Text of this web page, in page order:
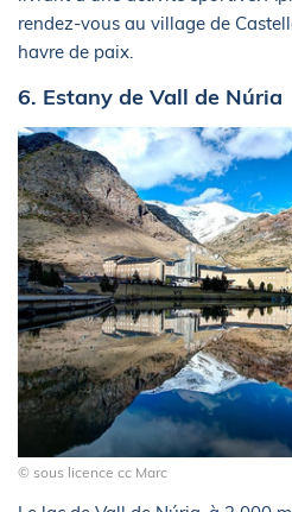
rendez-vous au village de
havre de paix.
6. Estany de Vall de Núria
© sous licence cc Marc